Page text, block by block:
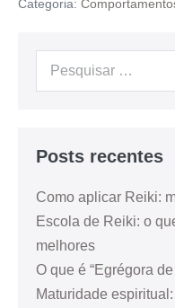
Categoria:
Posts recentes
Como aplicar Reiki:
Escola de Reiki: o
melhores
O que é “Egrégora
Maturidade